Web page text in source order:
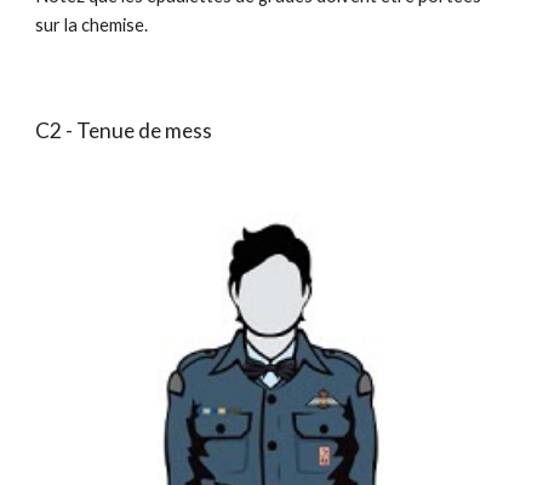
sur la chemise.
C2 - Tenue de mess